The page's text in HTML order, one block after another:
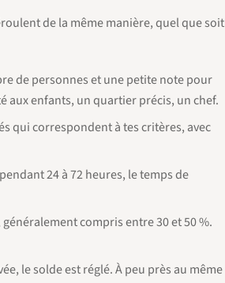
de la même manière, quel que soit
de personnes et une petite note pour
aux enfants, un quartier précis, un chef.
qui correspondent à tes critères, avec
24 à 72 heures, le temps de
compris entre 30 et 50 %.
le solde est réglé. À peu près au même